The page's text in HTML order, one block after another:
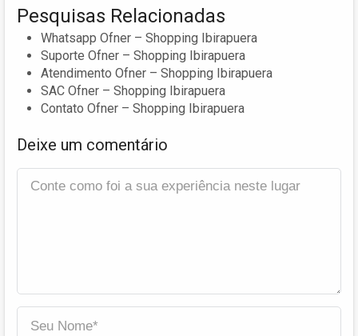
Pesquisas Relacionadas
Whatsapp Ofner – Shopping Ibirapuera
Suporte Ofner – Shopping Ibirapuera
Atendimento Ofner – Shopping Ibirapuera
SAC Ofner – Shopping Ibirapuera
Contato Ofner – Shopping Ibirapuera
Deixe um comentário